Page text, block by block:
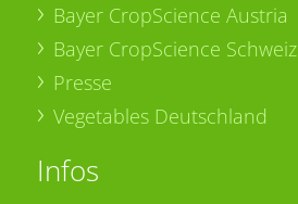
Bayer CropScience Austria
Bayer CropScience Schweiz
Presse
Vegetables Deutschland
Infos